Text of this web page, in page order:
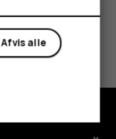
Afvis alle